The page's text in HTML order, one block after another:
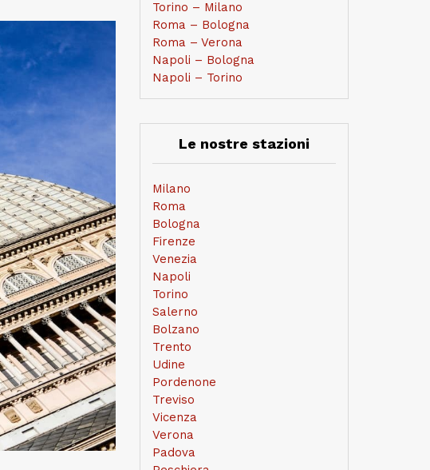
Torino – Milano
Roma – Bologna
Roma – Verona
Napoli – Bologna
Napoli – Torino
Le nostre stazioni
Milano
Roma
Bologna
Firenze
Venezia
Napoli
Torino
Salerno
Bolzano
Trento
Udine
Pordenone
Treviso
Vicenza
Verona
Padova